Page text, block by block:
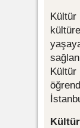
Kültür
Kültür